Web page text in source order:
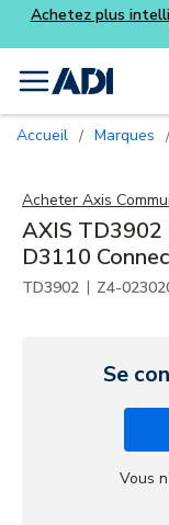
Achetez plus
menu
Accueil / Marques /
Acheter Axis
AXIS
D3110
TD3902 | Z4-
Se
Vous